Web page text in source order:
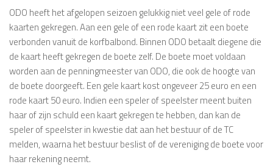
ODO heeft het afgelopen seizoen gelukkig niet veel gele of rode
kaarten gekregen. Aan een gele of een rode kaart zit een boete
verbonden vanuit de korfbalbond. Binnen ODO betaalt diegene die
de kaart heeft gekregen de boete zelf. De boete moet voldaan
worden aan de penningmeester van ODO, die ook de hoogte van
de boete doorgeeft. Een gele kaart kost ongeveer 25 euro en een
rode kaart 50 euro. Indien een speler of speelster meent buiten
haar of zijn schuld een kaart gekregen te hebben, dan kan de
speler of speelster in kwestie dat aan het bestuur of de TC
melden, waarna het bestuur beslist of de vereniging de boete voor
haar rekening neemt.